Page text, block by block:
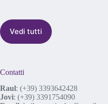
Vedi tutti
Contatti
Raul: (+39) 3393642428
Jovi: (+39) 3391754090